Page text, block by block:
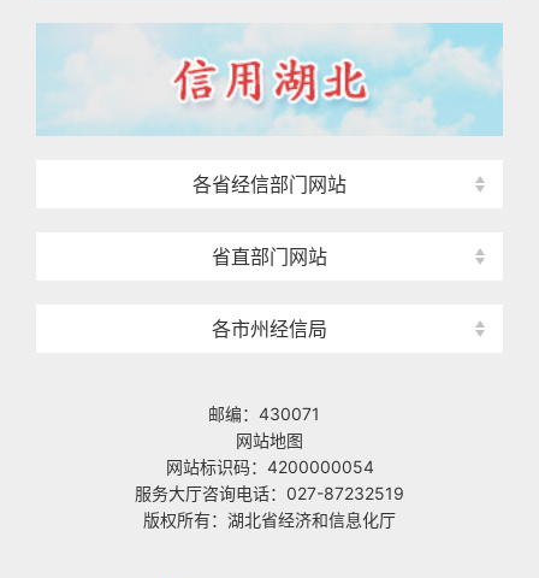
各省经信部门网站
省直部门网站
各市州经信局
邮编：430071
网站地图
网站标识码：4200000054
服务大厅咨询电话：027-87232519
版权所有：湖北省经济和信息化厅